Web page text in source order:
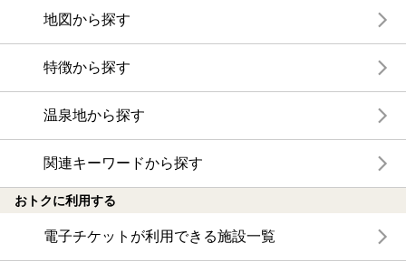
地図から探す
特徴から探す
温泉地から探す
関連キーワードから探す
おトクに利用する
電子チケットが利用できる施設一覧